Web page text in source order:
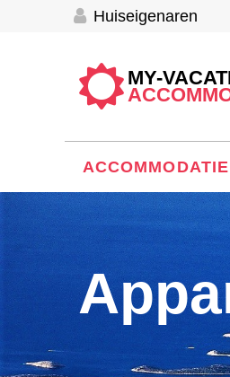
Huiseigenaren
MY-